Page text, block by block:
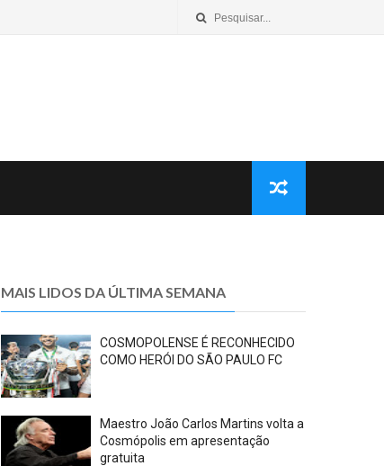
MAIS LIDOS DA ÚLTIMA SEMANA
COSMOPOLENSE É RECONHECIDO
COMO HERÓI DO SÃO PAULO FC
Maestro João Carlos Martins volta a
Cosmópolis em apresentação
gratuita